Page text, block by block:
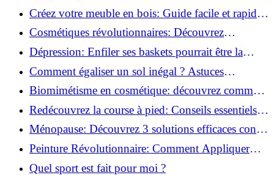
pour transformer votre bien-être!
Créez votre meuble en bois: Guide facile et rapide
pour débutants!
Cosmétiques révolutionnaires: Découvrez
comment les fermes verticales transforment la
beauté!
Dépression: Enfiler ses baskets pourrait être la
solution!
Comment égaliser un sol inégal ? Astuces
infaillibles pour réussir !
Biomimétisme en cosmétique: découvrez comment
la nature inspire l'avenir des soins beauté!
Redécouvrez la course à pied: Conseils essentiels
pour reprendre!
Ménopause: Découvrez 3 solutions efficaces contre
les bouffées de chaleur!
Peinture Révolutionnaire: Comment Appliquer
Deux Couleurs Sur Une Porte!
Quel sport est fait pour moi ?